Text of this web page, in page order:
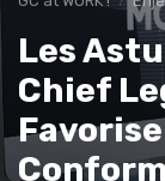
Les
Chief